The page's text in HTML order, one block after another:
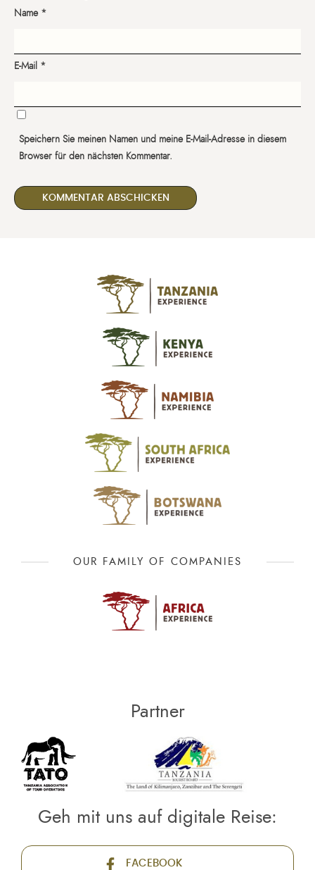
Name *
E-Mail *
Speichern Sie meinen Namen und meine E-Mail-Adresse in diesem
Browser für den nächsten Kommentar.
OUR FAMILY OF COMPANIES
Partner
Geh mit uns auf digitale Reise:
FACEBOOK